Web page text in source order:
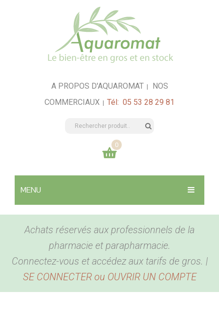
A PROPOS D'AQUAROMAT | NOS
COMMERCIAUX | Tél: 05 53 28 29 81
MENU
SANTÉ & HYGIÈNE
Hygiène buccale et oreilles
Biométrie
Produits de beauté
Coutellerie
BÉBÉ & MAMAN
Pour bébé
ACCESSOIRES
0
Votre panier est vide
TOTAL: 0,00€
Achats réservés aux professionnels de la
pharmacie et parapharmacie.
Connectez-vous et accédez aux tarifs de gros. |
SE CONNECTER ou OUVRIR UN COMPTE